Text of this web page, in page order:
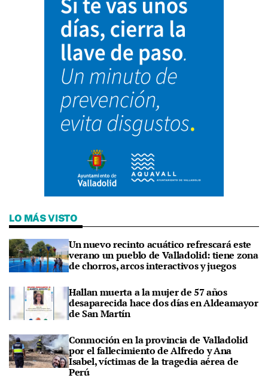
LO MÁS VISTO
Un nuevo recinto acuático refrescará este
verano un pueblo de Valladolid: tiene zona
de chorros, arcos interactivos y juegos
Hallan muerta a la mujer de 57 años
desaparecida hace dos días en Aldeamayor
de San Martín
Conmoción en la provincia de Valladolid
por el fallecimiento de Alfredo y Ana
Isabel, víctimas de la tragedia aérea de
Perú